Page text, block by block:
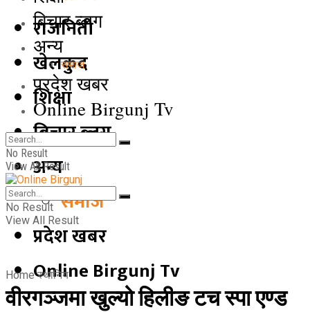
राजनिती
खेलकुद
शिक्षा
बिचार ब्लग
अन्य
समाज
प्रदेश खबर
Online Birgunj Tv
बिचार ब्लग
अन्य
समाज
प्रदेश खबर
Online Birgunj Tv
No Result
View All Result
No Result
View All Result
Home स्थानिय
वीरगञ्जमा खुल्यो हिलीङ टच स्पा एण्ड